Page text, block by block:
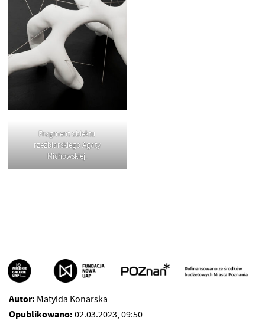
Fragment obiektu
rzeźbiarskiego Agaty
Michowskiej.
Autor: Matylda Konarska
Opublikowano: 02.03.2023, 09:50